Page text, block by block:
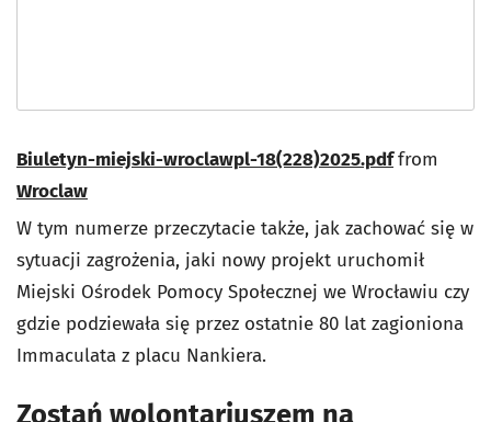
Biuletyn-miejski-wroclawpl-18(228)2025.pdffrom
Wroclaw
W tym numerze przeczytacie także, jak zachować się w
sytuacji zagrożenia, jaki nowy projekt uruchomił
Miejski Ośrodek Pomocy Społecznej we Wrocławiu czy
gdzie podziewała się przez ostatnie 80 lat zagioniona
Immaculata z placu Nankiera.
Zostań wolontariuszem na